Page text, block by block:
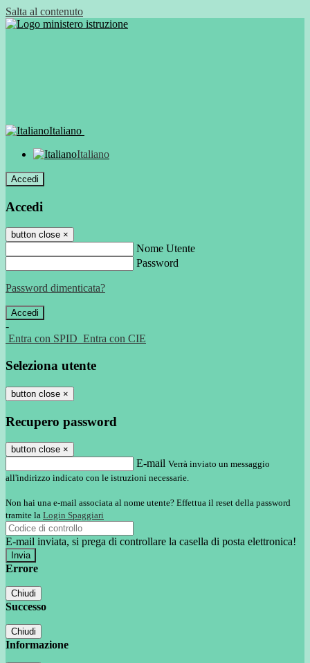
Salta al contenuto
Italiano
Italiano
Accedi
Accedi
button close ×
Nome Utente
Password
Password dimenticata?
-
Entra con SPID Entra con CIE
Seleziona utente
button close ×
Recupero password
button close ×
E-mail Verrà inviato un messaggio
all'indirizzo indicato con le istruzioni necessarie.
Non hai una e-mail associata al nome utente? Effettua il reset della password
tramite la Login Spaggiari
E-mail inviata, si prega di controllare la casella di posta elettronica!
Errore
Chiudi
Successo
Chiudi
Informazione